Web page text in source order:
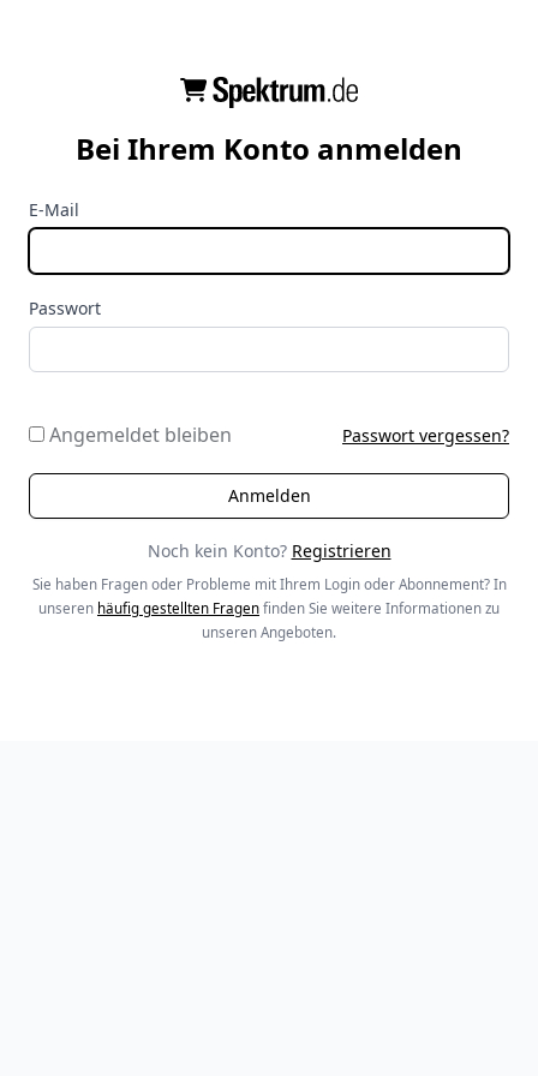
Bei Ihrem Konto anmelden
E-Mail
Passwort
Angemeldet bleiben Passwort vergessen?
Noch kein Konto? Registrieren
Sie haben Fragen oder Probleme mit Ihrem Login oder Abonnement? In
unseren häufig gestellten Fragen finden Sie weitere Informationen zu
unseren Angeboten.